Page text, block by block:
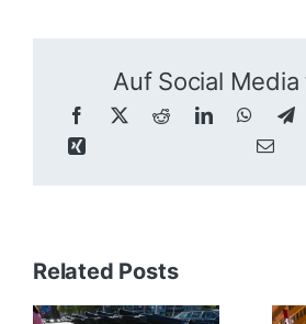
Auf Social Media
Related Posts